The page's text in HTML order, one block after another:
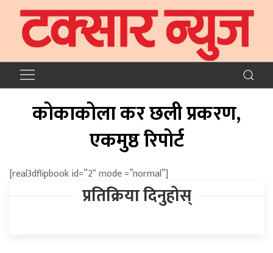
कोकाकोला कर छली प्रकरण,
एकमुष्ठ रिपोर्ट
[real3dflipbook id=”2″ mode =”normal”]
प्रतिक्रिया दिनुहोस्